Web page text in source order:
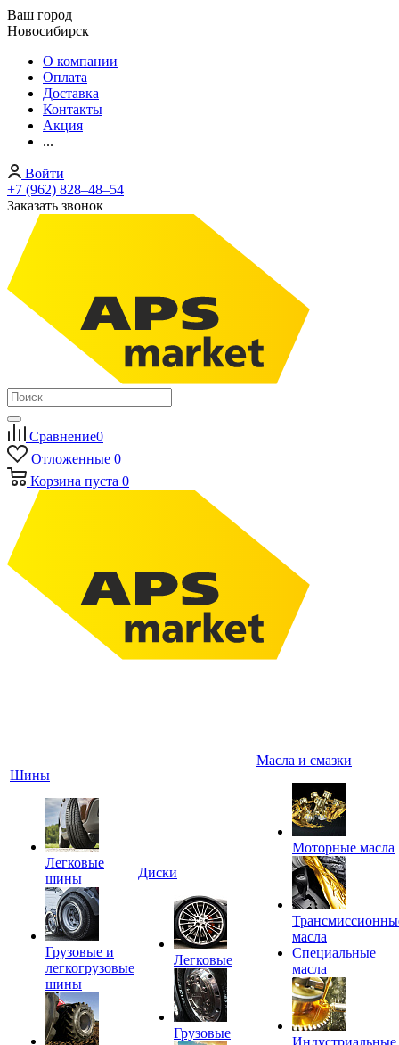
Ваш город
Новосибирск
О компании
Оплата
Доставка
Контакты
Акция
...
Войти
+7 (962) 828‒48‒54
Заказать звонок
Сравнение0
Отложенные 0
Корзина пуста 0
Шины
Легковые
шины
Грузовые и
легкогрузовые
шины
Диски
Легковые
Грузовые
Масла и смазки
Моторные масла
масла
Специальные
масла